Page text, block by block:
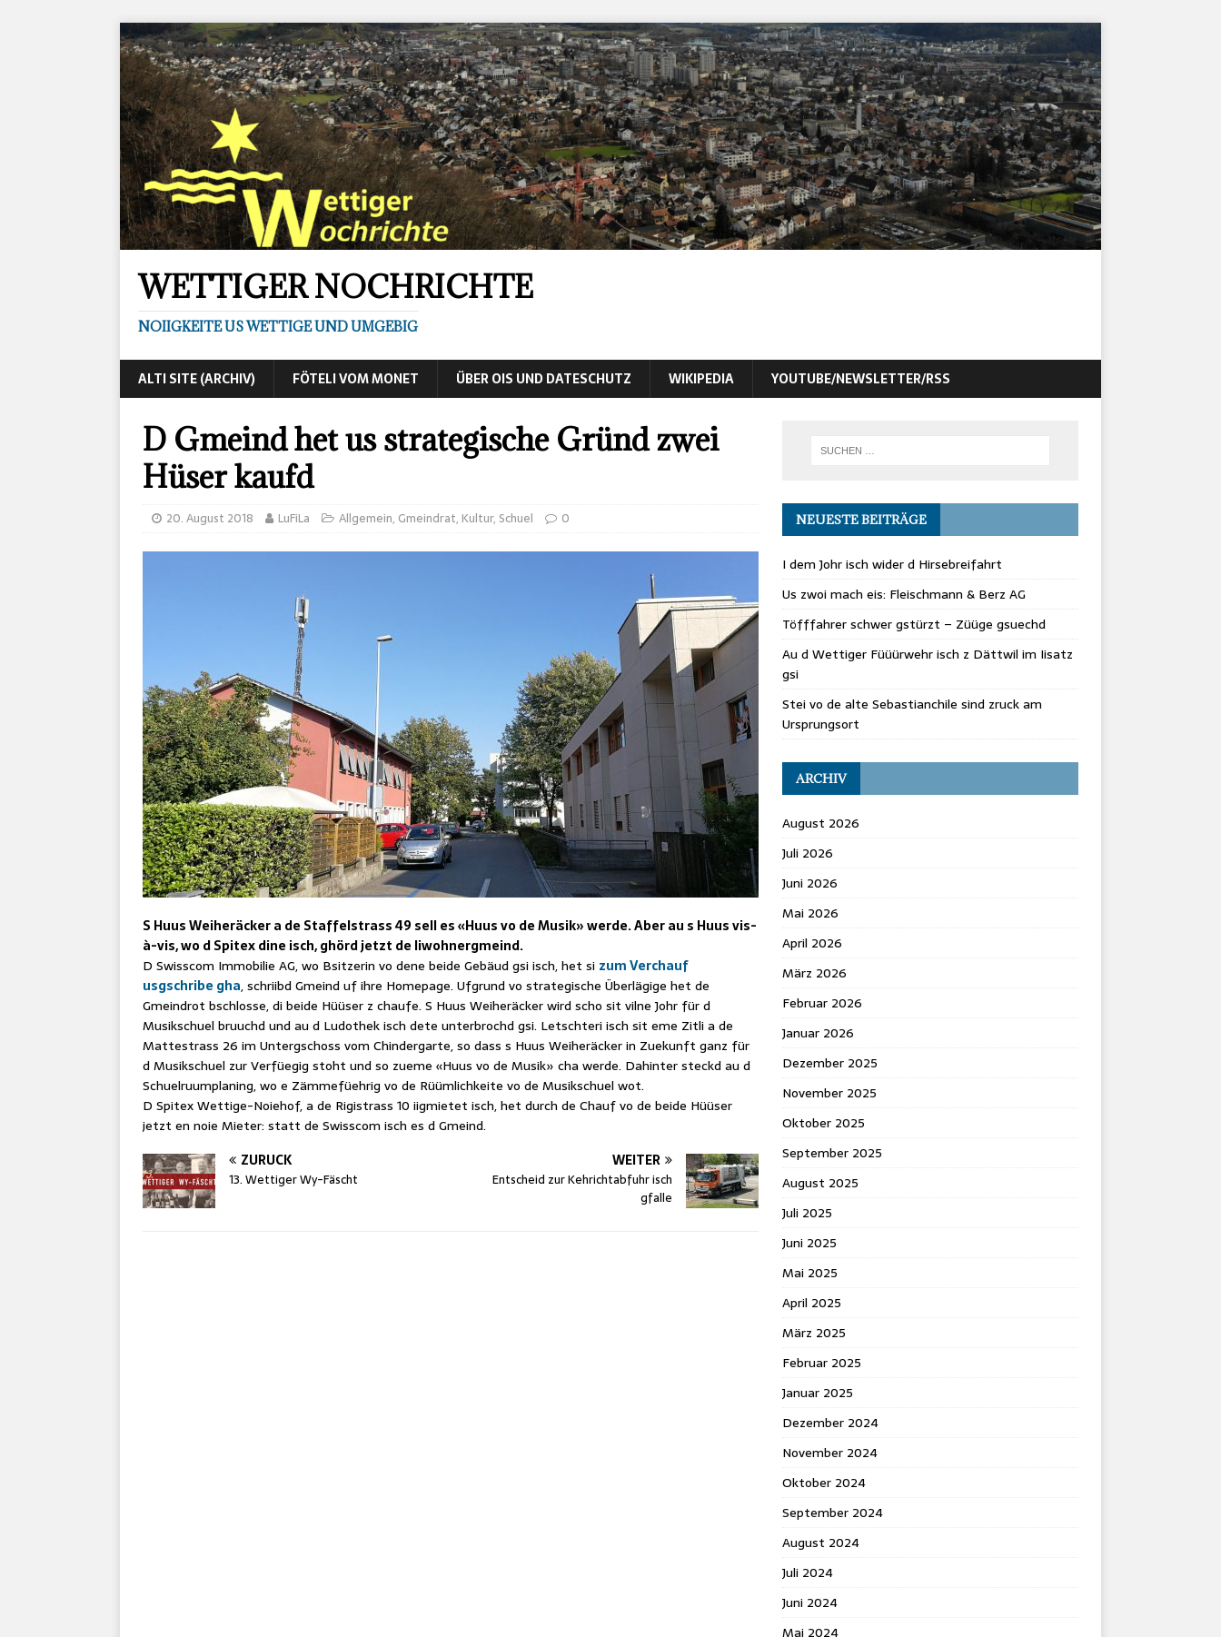
WETTIGER NOCHRICHTE
NOIIGKEITE US WETTIGE UND UMGEBIG
ALTI SITE (ARCHIV) FÖTELI VOM MONET ÜBER OIS UND DATESCHUTZ WIKIPEDIA YOUTUBE/NEWSLETTER/RSS
D Gmeind het us strategische Gründ zwei
Hüser kaufd
20. August 2018 LuFiLa Allgemein, Gmeindrat, Kultur, Schuel 0
S Huus Weiheräcker a de Staffelstrass 49 sell es «Huus vo de Musik» werde. Aber au s Huus vis-
à-vis, wo d Spitex dine isch, ghörd jetzt de Iiwohnergmeind.
D Swisscom Immobilie AG, wo Bsitzerin vo dene beide Gebäud gsi isch, het si zum Verchauf
usgschribe gha, schriibd Gmeind uf ihre Homepage. Ufgrund vo strategische Überlägige het de
Gmeindrot bschlosse, di beide Hüüser z chaufe. S Huus Weiheräcker wird scho sit vilne Johr für d
Musikschuel bruuchd und au d Ludothek isch dete unterbrochd gsi. Letschteri isch sit eme Zitli a de
Mattestrass 26 im Untergschoss vom Chindergarte, so dass s Huus Weiheräcker in Zuekunft ganz für
d Musikschuel zur Verfüegig stoht und so zueme «Huus vo de Musik» cha werde. Dahinter steckd au d
Schuelruumplaning, wo e Zämmefüehrig vo de Rüümlichkeite vo de Musikschuel wot.
D Spitex Wettige-Noiehof, a de Rigistrass 10 iigmietet isch, het durch de Chauf vo de beide Hüüser
jetzt en noie Mieter: statt de Swisscom isch es d Gmeind.
ZURÜCK
13. Wettiger Wy-Fäscht
WEITER
Entscheid zur Kehrichtabfuhr isch
gfalle
NEUESTE BEITRÄGE
I dem Johr isch wider d Hirsebreifahrt
Us zwoi mach eis: Fleischmann & Berz AG
Töfffahrer schwer gstürzt – Züüge gsuechd
Au d Wettiger Füüürwehr isch z Dättwil im Iisatz
gsi
Stei vo de alte Sebastianchile sind zruck am
Ursprungsort
ARCHIV
August 2026
Juli 2026
Juni 2026
Mai 2026
April 2026
März 2026
Februar 2026
Januar 2026
Dezember 2025
November 2025
Oktober 2025
September 2025
August 2025
Juli 2025
Juni 2025
Mai 2025
April 2025
März 2025
Februar 2025
Januar 2025
Dezember 2024
November 2024
Oktober 2024
September 2024
August 2024
Juli 2024
Juni 2024
Mai 2024